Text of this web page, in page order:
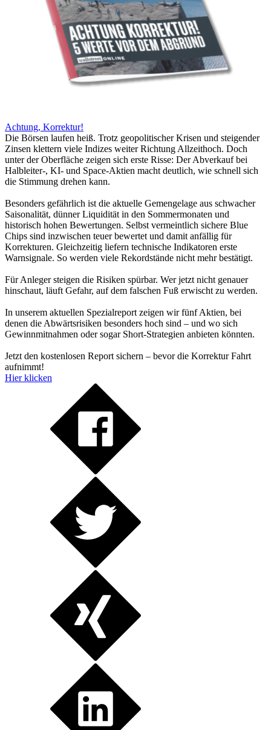
Achtung, Korrektur!
Die Börsen laufen heiß. Trotz geopolitischer Krisen und steigender
Zinsen klettern viele Indizes weiter Richtung Allzeithoch. Doch
unter der Oberfläche zeigen sich erste Risse: Der Abverkauf bei
Halbleiter-, KI- und Space-Aktien macht deutlich, wie schnell sich
die Stimmung drehen kann.
Besonders gefährlich ist die aktuelle Gemengelage aus schwacher
Saisonalität, dünner Liquidität in den Sommermonaten und
historisch hohen Bewertungen. Selbst vermeintlich sichere Blue
Chips sind inzwischen teuer bewertet und damit anfällig für
Korrekturen. Gleichzeitig liefern technische Indikatoren erste
Warnsignale. So werden viele Rekordstände nicht mehr bestätigt.
Für Anleger steigen die Risiken spürbar. Wer jetzt nicht genauer
hinschaut, läuft Gefahr, auf dem falschen Fuß erwischt zu werden.
In unserem aktuellen Spezialreport zeigen wir fünf Aktien, bei
denen die Abwärtsrisiken besonders hoch sind – und wo sich
Gewinnmitnahmen oder sogar Short-Strategien anbieten könnten.
Jetzt den kostenlosen Report sichern – bevor die Korrektur Fahrt
aufnimmt!
Hier klicken